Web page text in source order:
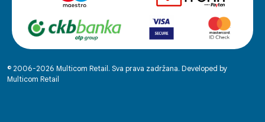
© 2006-2026 Multicom Retail. Sva prava zadržana. Developed by
Multicom Retail